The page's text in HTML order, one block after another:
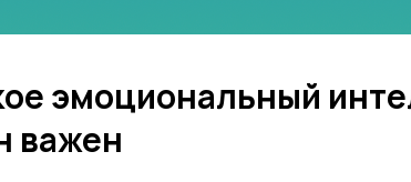
эмоциональный
важен